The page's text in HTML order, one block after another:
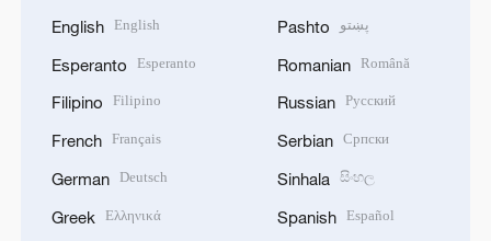
English English
Esperanto Esperanto
Filipino Filipino
French Français
German Deutsch
Greek Ελληνικά
Pashto پښتو
Romanian Română
Russian Русский
Serbian Српски
Sinhala සිංහල
Spanish Español